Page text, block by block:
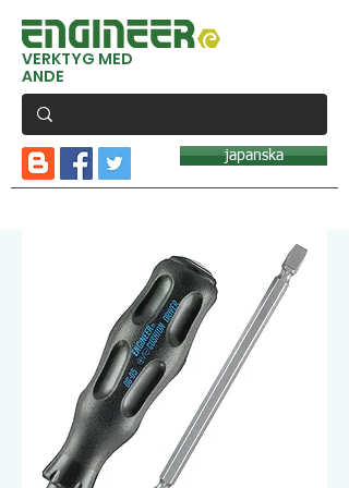
VERKTYG MED
ANDE
japanska